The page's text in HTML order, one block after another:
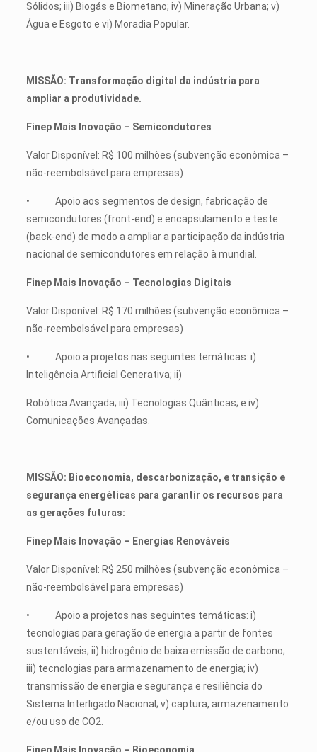
Sólidos; iii) Biogás e Biometano; iv) Mineração Urbana; v)
Água e Esgoto e vi) Moradia Popular.
MISSÃO: Transformação digital da indústria para
ampliar a produtividade.
Finep Mais Inovação – Semicondutores
Valor Disponível: R$ 100 milhões (subvenção econômica –
não-reembolsável para empresas)
• Apoio aos segmentos de design, fabricação de
semicondutores (front-end) e encapsulamento e teste
(back-end) de modo a ampliar a participação da indústria
nacional de semicondutores em relação à mundial.
Finep Mais Inovação – Tecnologias Digitais
Valor Disponível: R$ 170 milhões (subvenção econômica –
não-reembolsável para empresas)
• Apoio a projetos nas seguintes temáticas: i)
Inteligência Artificial Generativa; ii)
Robótica Avançada; iii) Tecnologias Quânticas; e iv)
Comunicações Avançadas.
MISSÃO: Bioeconomia, descarbonização, e transição e
segurança energéticas para garantir os recursos para
as gerações futuras:
Finep Mais Inovação – Energias Renováveis
Valor Disponível: R$ 250 milhões (subvenção econômica –
não-reembolsável para empresas)
• Apoio a projetos nas seguintes temáticas: i)
tecnologias para geração de energia a partir de fontes
sustentáveis; ii) hidrogênio de baixa emissão de carbono;
iii) tecnologias para armazenamento de energia; iv)
transmissão de energia e segurança e resiliência do
Sistema Interligado Nacional; v) captura, armazenamento
e/ou uso de CO2.